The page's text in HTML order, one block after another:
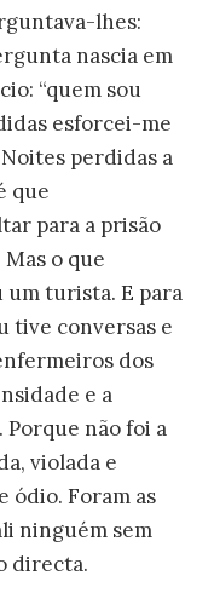
lhes:
nascia em
“quem sou
esforcei-me
perdidas a
que
para a prisão
o que
um turista. E para
tive conversas e
dos
e a
não foi a
violada e
ódio. Foram as
ninguém sem
directa.